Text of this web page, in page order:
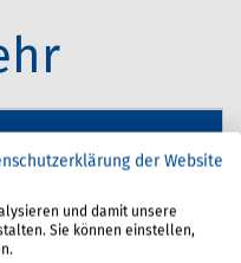
der Website
und damit unsere
Sie können einstellen,